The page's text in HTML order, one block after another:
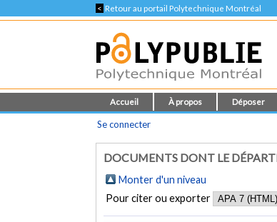
< Retour au portail Polytechnique Montréal
Accueil À propos Déposer
Se connecter
DOCUMENTS DONT LE
Monter d'un niveau
Pour citer ou exporter